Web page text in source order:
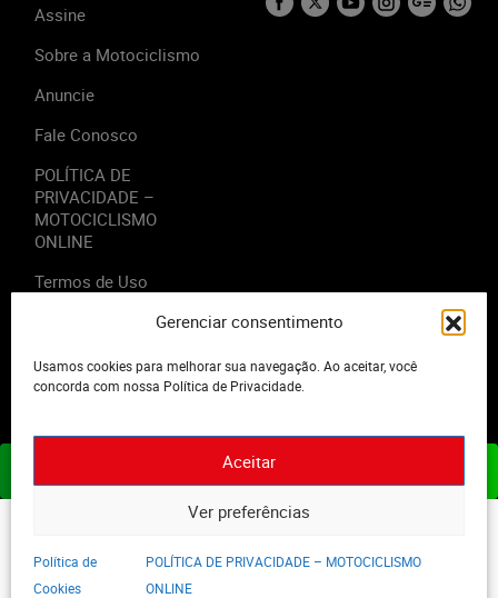
Gerenciar consentimento
Usamos cookies para melhorar sua navegação. Ao aceitar, você
concorda com nossa Política de Privacidade.
Aceitar
Ver preferências
Política de
Cookies
POLÍTICA DE PRIVACIDADE – MOTOCICLISMO
ONLINE
Assine
Sobre a Motociclismo
Anuncie
Fale Conosco
POLÍTICA DE
PRIVACIDADE –
MOTOCICLISMO
ONLINE
Termos de Uso
2023 - Editora Motor Midia. Todos os direitos reservados.
ASSINE JÁ